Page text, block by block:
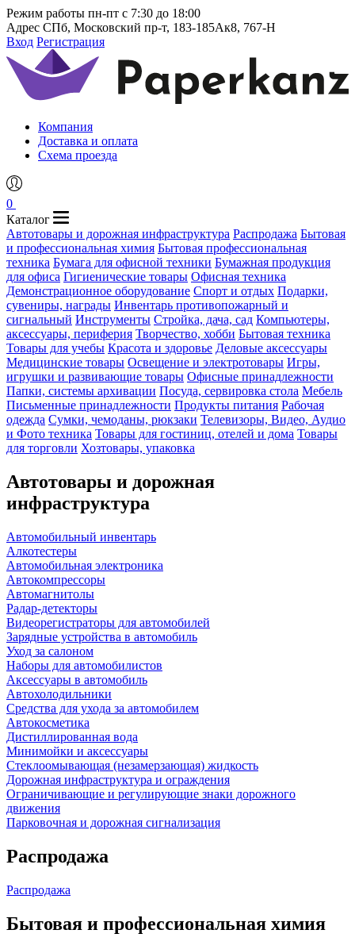
Режим работы пн-пт с 7:30 до 18:00
Адрес СПб, Московский пр-т, 183-185Ак8, 767-Н
Вход Регистрация
Компания
Доставка и оплата
Схема проезда
0
Каталог
Автотовары и дорожная инфраструктура Распродажа Бытовая
и профессиональная химия Бытовая профессиональная
техника Бумага для офисной техники Бумажная продукция
для офиса Гигиенические товары Офисная техника
Демонстрационное оборудование Спорт и отдых Подарки,
сувениры, награды Инвентарь противопожарный и
сигнальный Инструменты Стройка, дача, сад Компьютеры,
аксессуары, периферия Творчество, хобби Бытовая техника
Товары для учебы Красота и здоровье Деловые аксессуары
Медицинские товары Освещение и электротовары Игры,
игрушки и развивающие товары Офисные принадлежности
Папки, системы архивации Посуда, сервировка стола Мебель
Письменные принадлежности Продукты питания Рабочая
одежда Сумки, чемоданы, рюкзаки Телевизоры, Видео, Аудио
и Фото техника Товары для гостиниц, отелей и дома Товары
для торговли Хозтовары, упаковка
Автотовары и дорожная
инфраструктура
Автомобильный инвентарь
Алкотестеры
Автомобильная электроника
Автокомпрессоры
Автомагнитолы
Радар-детекторы
Видеорегистраторы для автомобилей
Зарядные устройства в автомобиль
Уход за салоном
Наборы для автомобилистов
Аксессуары в автомобиль
Автохолодильники
Средства для ухода за автомобилем
Автокосметика
Дистиллированная вода
Минимойки и аксессуары
Стеклоомывающая (незамерзающая) жидкость
Дорожная инфраструктура и ограждения
Ограничивающие и регулирующие знаки дорожного
движения
Парковочная и дорожная сигнализация
Распродажа
Распродажа
Бытовая и профессиональная химия